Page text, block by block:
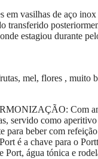
em vasilhas de aço inox
transferido
estagiou durante
mel, flores , muito
Com
servido como
para beber com
é a chave para o
água tónica e